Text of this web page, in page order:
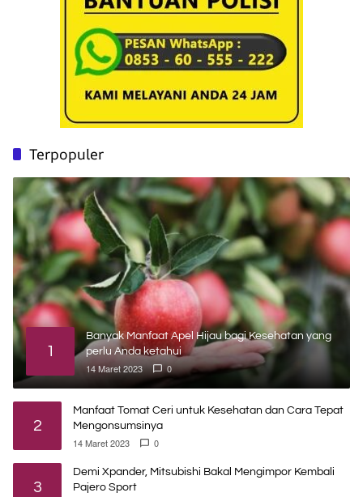
Terpopuler
1
Banyak Manfaat Apel Hijau bagi Kesehatan yang
perlu Anda ketahui
14 Maret 2023 0
2
Manfaat Tomat Ceri untuk Kesehatan dan Cara Tepat
Mengonsumsinya
14 Maret 2023 0
3
Demi Xpander, Mitsubishi Bakal Mengimpor Kembali
Pajero Sport